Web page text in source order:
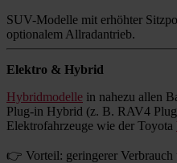
SUV-Modelle mit erhöhter
optionalem Allradantrieb.
Elektro & Hybrid
Hybridmodelle in nahezu allen
Plug-in Hybrid (z. B. RAV4
Elektrofahrzeuge wie der Toyota
👉 Vorteil: geringerer Verbrauch